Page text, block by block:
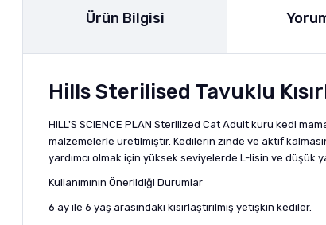
Ürün Bilgisi
Hills Sterilised Tavuklu
HILL'S SCIENCE PLAN Sterilized Cat Adult kuru kedi
malzemelerle üretilmiştir. Kedilerin zinde ve aktif
yardımcı olmak için yüksek seviyelerde L-lisin ve düşük
Kullanımının Önerildiği Durumlar
6 ay ile 6 yaş arasındaki kısırlaştırılmış yetişkin kediler.